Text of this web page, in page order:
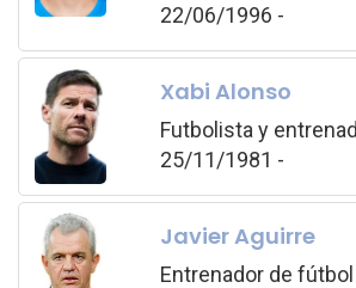
22/06/1996 -
Xabi Alonso
Futbolista y
25/11/1981 -
Javier Aguirre
Entrenador de